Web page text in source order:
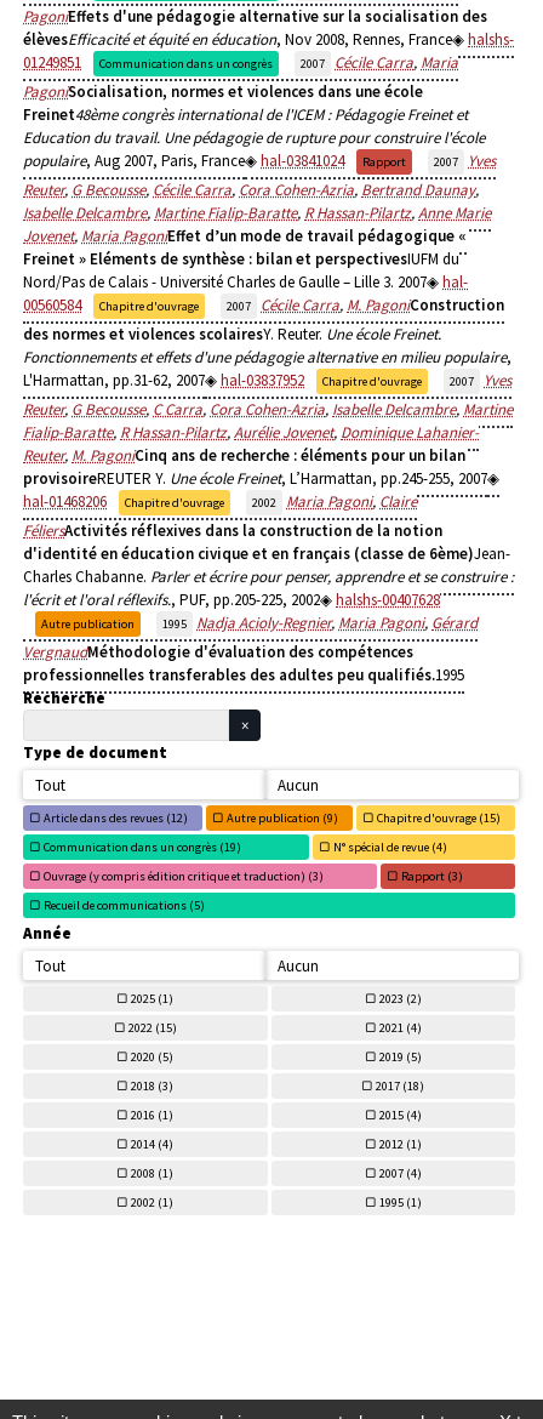
PagoniEffets d'une pédagogie alternative sur la socialisation des
élèvesEfficacité et équité en éducation, Nov 2008, Rennes, France
halshs-
01249851
Communication dans un congrès 2007 Cécile Carra, Maria
PagoniSocialisation, normes et violences dans une école
Freinet48ème congrès international de l'ICEM : Pédagogie Freinet et
Education du travail. Une pédagogie de rupture pour construire l'école
populaire, Aug 2007, Paris, France hal-03841024 Rapport 2007
Yves
Reuter, G Becousse, Cécile Carra, Cora Cohen-Azria, Bertrand Daunay,
Isabelle Delcambre, Martine Fialip-Baratte, R Hassan-Pilartz,Anne Marie
Jovenet, Maria PagoniEffet d’un mode de travail pédagogique «
Freinet » Eléments de synthèse : bilan et perspectivesIUFM du
Nord/Pas de Calais - Université Charles de Gaulle – Lille 3. 2007
hal-
00560584
Chapitre d'ouvrage 2007 Cécile Carra, M. PagoniConstruction
des normes et violences scolairesY. Reuter. Une école Freinet.
Fonctionnements et effets d'une pédagogie alternative en milieu populaire,
L'Harmattan, pp.31-62, 2007
hal-03837952 Chapitre d'ouvrage 2007
Yves
Reuter, G Becousse, C Carra, Cora Cohen-Azria, Isabelle Delcambre, Martine
Fialip-Baratte, R Hassan-Pilartz,Aurélie Jovenet, Dominique Lahanier-
Reuter, M. PagoniCinq ans de recherche : éléments pour un bilan
provisoireREUTER Y. Une école Freinet, L’Harmattan, pp.245-255, 2007
hal-01468206
Chapitre d'ouvrage 2002 Maria Pagoni, Claire
FéliersActivités réflexives dans la construction de la notion
d'identité en éducation civique et en français (classe de 6ème)Jean-
Charles Chabanne. Parler et écrire pour penser, apprendre et se construire :
l'écrit et l'oral réflexifs., PUF, pp.205-225, 2002 halshs-00407628
Autre publication 1995 Nadja Acioly-Regnier, Maria Pagoni, Gérard
VergnaudMéthodologie d'évaluation des compétences
professionnelles transferables des adultes peu qualifiés.1995
Recherche
Type de document
Tout
Aucun
Article dans des revues (12) Autre publication (9) Chapitre d'ouvrage (15)
Communication dans un congrès (19) N° spécial de revue (4)
Ouvrage (y compris édition critique et traduction) (3) Rapport (3)
Recueil de communications (5)
Année
Tout
Aucun
2025 (1) 2023 (2)
2022 (15) 2021 (4)
2020 (5) 2019 (5)
2018 (3) 2017 (18)
2016 (1) 2015 (4)
2014 (4) 2012 (1)
2008 (1) 2007 (4)
2002 (1) 1995 (1)